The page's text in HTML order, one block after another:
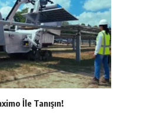
İle Tanışın!